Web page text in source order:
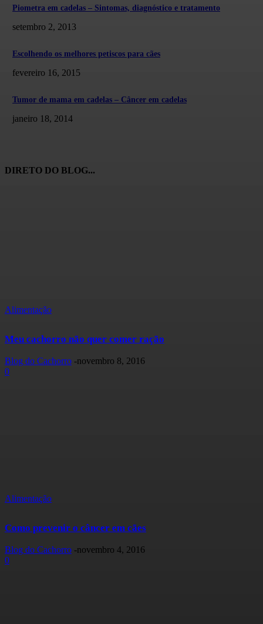
Piometra em cadelas – Sintomas, diagnóstico e tratamento
setembro 2, 2013
Escolhendo os melhores petiscos para cães
fevereiro 16, 2015
Tumor de mama em cadelas – Câncer em cadelas
janeiro 18, 2014
DIRETO DO BLOG...
Alimentação
Meu cachorro não quer comer ração
Blog do Cachorro -novembro 8, 2016
0
Alimentação
Como prevenir o câncer em cães
Blog do Cachorro -novembro 4, 2016
0